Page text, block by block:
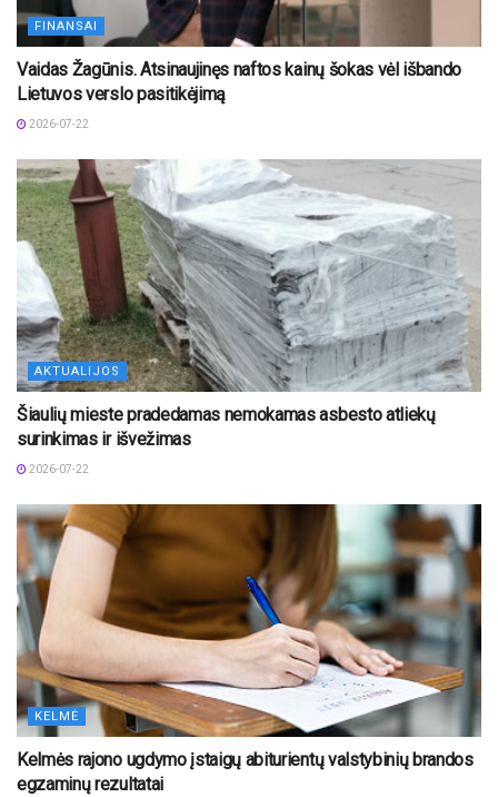
FINANSAI
Vaidas Žagūnis. Atsinaujinęs naftos kainų šokas vėl išbando
Lietuvos verslo pasitikėjimą
2026-07-22
AKTUALIJOS
Šiaulių mieste pradedamas nemokamas asbesto atliekų
surinkimas ir išvežimas
2026-07-22
KELMĖ
Kelmės rajono ugdymo įstaigų abiturientų valstybinių brandos
egzaminų rezultatai